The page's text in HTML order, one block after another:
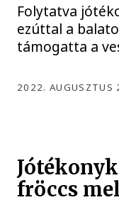
Folytatva
ezúttal a
támogatta a
2022. AUGUSZTUS
fröccs